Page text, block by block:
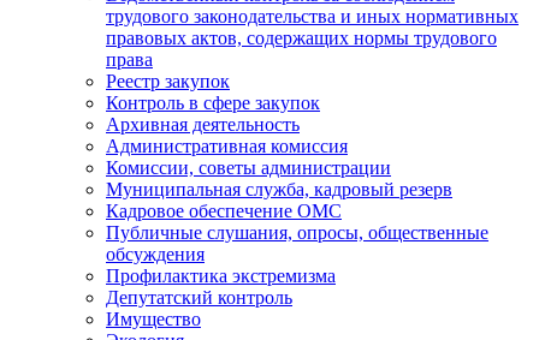
трудового законодательства и иных нормативных
правовых актов, содержащих нормы трудового
права
Реестр закупок
Контроль в сфере закупок
Архивная деятельность
Административная комиссия
Комиссии, советы администрации
Муниципальная служба, кадровый резерв
Кадровое обеспечение ОМС
Публичные слушания, опросы, общественные
обсуждения
Профилактика экстремизма
Депутатский контроль
Имущество